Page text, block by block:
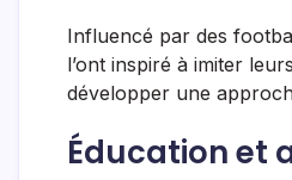
Influencé par des
l’ont inspiré à imiter
développer une
Éducation et